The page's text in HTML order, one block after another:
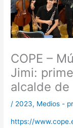
COPE –
Jimi:
alcalde
/ 2023, Medios -
https://